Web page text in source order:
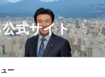
式サイト
ー